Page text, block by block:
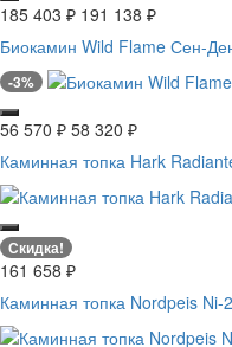
185 403 ₽ 191 138 ₽
Биокамин Wild Flame Сен-
-3%
56 570 ₽ 58 320 ₽
Каминная топка Hark
Скидка!
161 658 ₽
Каминная топка Nordpeis Ni-